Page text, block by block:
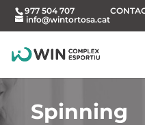
977 504 707
info@wintortosa.cat
Spinning